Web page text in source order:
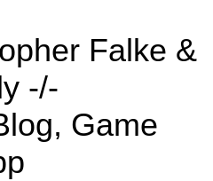
Falke &
-/-
Game